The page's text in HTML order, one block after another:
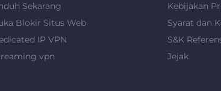
Sekarang
Blokir Situs Web
IP VPN
vpn
Kebijakan
Syarat dan
S&K
Jejak